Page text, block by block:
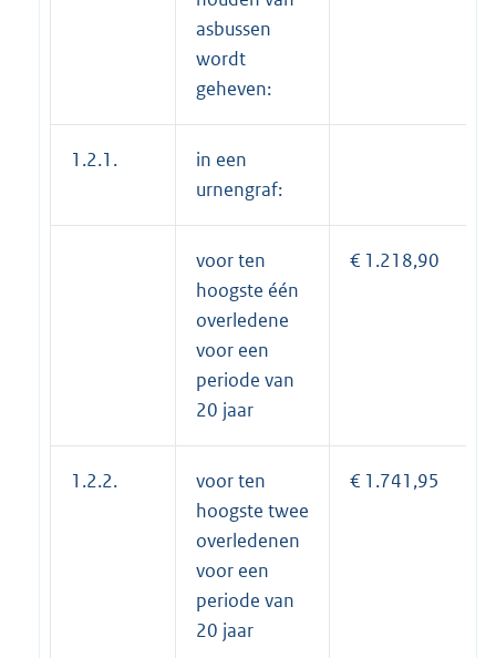
asbussen
wordt
geheven:
1.2.1.
in een
urnengraf:
voor ten
hoogste één
overledene
voor een
periode van
20 jaar
€ 1.218,90
1.2.2.
voor ten
hoogste twee
overledenen
voor een
periode van
20 jaar
€ 1.741,95